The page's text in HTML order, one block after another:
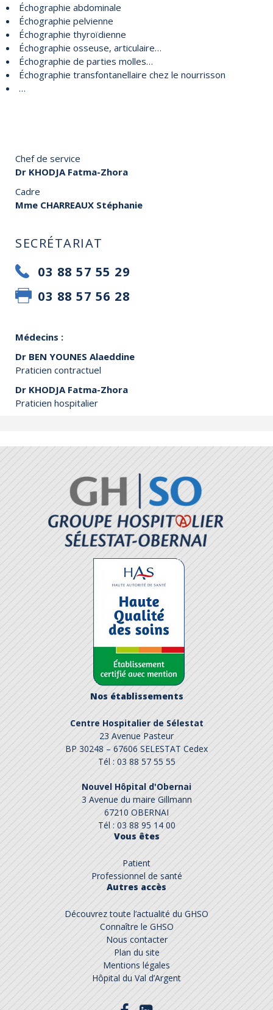
Échographie abdominale
Échographie pelvienne
Échographie thyroïdienne
Échographie osseuse, articulaire…
Échographie de parties molles…
Échographie transfontanellaire chez le nourrisson
…
Chef de service
Dr KHODJA Fatma-Zhora
Cadre
Mme CHARREAUX Stéphanie
SECRÉTARIAT
03 88 57 55 29
03 88 57 56 28
Médecins :
Dr BEN YOUNES Alaeddine
Praticien contractuel
Dr KHODJA Fatma-Zhora
Praticien hospitalier
Nos établissements
Centre Hospitalier de Sélestat
23 Avenue Pasteur
BP 30248 – 67606 SELESTAT Cedex
Tél : 03 88 57 55 55
Nouvel Hôpital d'Obernai
3 Avenue du maire Gillmann
67210 OBERNAI
Tél : 03 88 95 14 00
Vous êtes
Patient
Professionnel de santé
Autres accès
Découvrez toute l’actualité du GHSO
Connaître le GHSO
Nous contacter
Plan du site
Mentions légales
Hôpital du Val d’Argent